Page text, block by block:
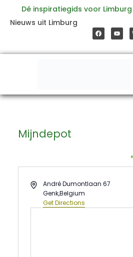
inhoud
Dé inspiratiegids voor Limburg
Nieuws uit Limburg
a
c
e
o
o
o
u
t
b
e
Mijndepot
AddressAndré Dumontlaan 67
Genk,Belgium
Get Directions